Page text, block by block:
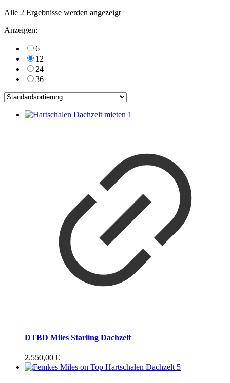
Alle 2 Ergebnisse werden angezeigt
Anzeigen:
6
12
24
36
DTBD Miles Starling Dachzelt
2.550,00 €